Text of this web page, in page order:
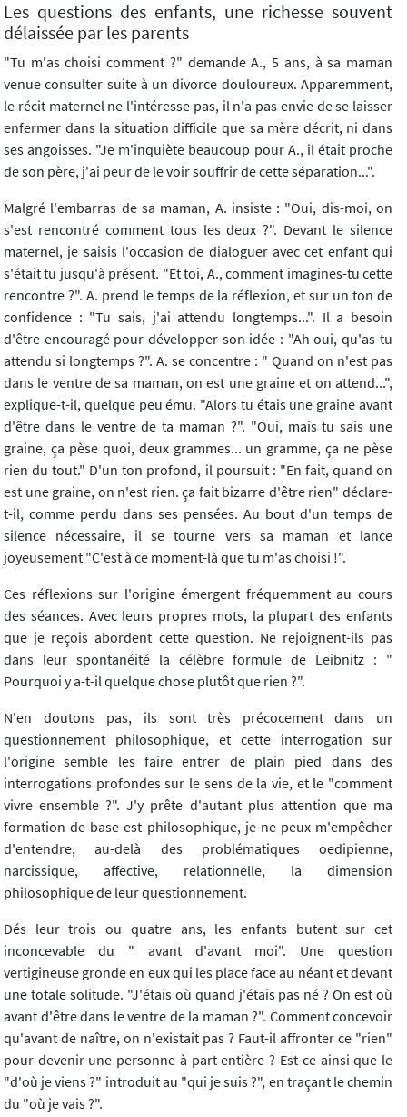
Les questions des enfants, une richesse souvent
délaissée par les parents
"Tu m'as choisi comment ?" demande A., 5 ans, à sa maman
venue consulter suite à un divorce douloureux. Apparemment,
le récit maternel ne l'intéresse pas, il n'a pas envie de se laisser
enfermer dans la situation difficile que sa mère décrit, ni dans
ses angoisses. "Je m'inquiète beaucoup pour A., il était proche
de son père, j'ai peur de le voir souffrir de cette séparation...".
Malgré l'embarras de sa maman, A. insiste : "Oui, dis-moi, on
s'est rencontré comment tous les deux ?". Devant le silence
maternel, je saisis l'occasion de dialoguer avec cet enfant qui
s'était tu jusqu'à présent. "Et toi, A., comment imagines-tu cette
rencontre ?". A. prend le temps de la réflexion, et sur un ton de
confidence : "Tu sais, j'ai attendu longtemps...". Il a besoin
d'être encouragé pour développer son idée : "Ah oui, qu'as-tu
attendu si longtemps ?". A. se concentre : " Quand on n'est pas
dans le ventre de sa maman, on est une graine et on attend...",
explique-t-il, quelque peu ému. "Alors tu étais une graine avant
d'être dans le ventre de ta maman ?". "Oui, mais tu sais une
graine, ça pèse quoi, deux grammes... un gramme, ça ne pèse
rien du tout." D'un ton profond, il poursuit : "En fait, quand on
est une graine, on n'est rien. ça fait bizarre d'être rien" déclare-
t-il, comme perdu dans ses pensées. Au bout d'un temps de
silence nécessaire, il se tourne vers sa maman et lance
joyeusement "C'est à ce moment-là que tu m'as choisi !".
Ces réflexions sur l'origine émergent fréquemment au cours
des séances. Avec leurs propres mots, la plupart des enfants
que je reçois abordent cette question. Ne rejoignent-ils pas
dans leur spontanéité la célèbre formule de Leibnitz : "
Pourquoi y a-t-il quelque chose plutôt que rien ?".
N'en doutons pas, ils sont très précocement dans un
questionnement philosophique, et cette interrogation sur
l'origine semble les faire entrer de plain pied dans des
interrogations profondes sur le sens de la vie, et le "comment
vivre ensemble ?". J'y prête d'autant plus attention que ma
formation de base est philosophique, je ne peux m'empêcher
d'entendre, au-delà des problématiques oedipienne,
narcissique, affective, relationnelle, la dimension
philosophique de leur questionnement.
Dés leur trois ou quatre ans, les enfants butent sur cet
inconcevable du " avant d'avant moi". Une question
vertigineuse gronde en eux qui les place face au néant et devant
une totale solitude. "J'étais où quand j'étais pas né ? On est où
avant d'être dans le ventre de la maman ?". Comment concevoir
qu'avant de naître, on n'existait pas ? Faut-il affronter ce "rien"
pour devenir une personne à part entière ? Est-ce ainsi que le
"d'où je viens ?" introduit au "qui je suis ?", en traçant le chemin
du "où je vais ?".